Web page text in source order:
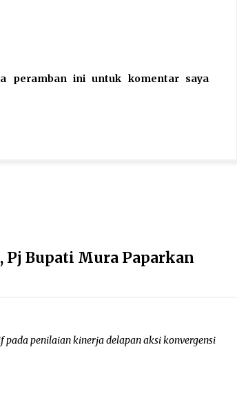
peramban ini untuk komentar saya
Pj Bupati Mura Paparkan
penilaian kinerja delapan aksi konvergensi